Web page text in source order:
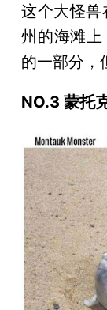
这个大怪兽
州的海滩
的一部分，
NO.3 蒙托